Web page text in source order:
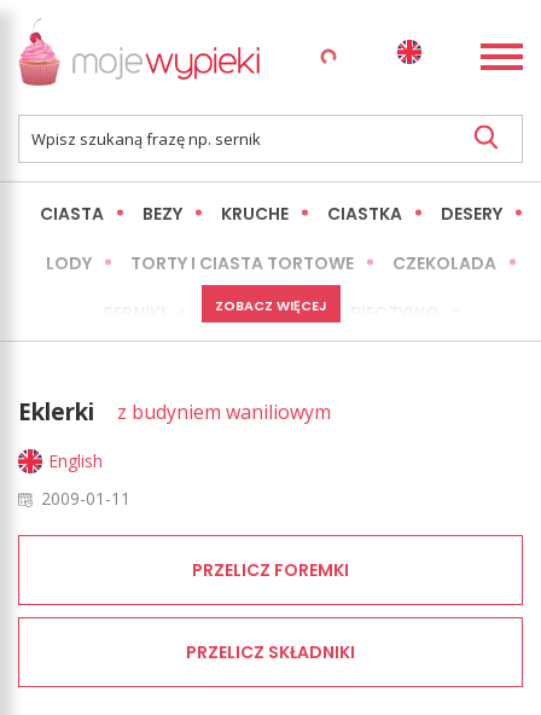
CIASTA BEZY KRUCHE CIASTKA DESERY
LODY TORTY I CIASTA TORTOWE CZEKOLADA
MINI WYPIEKI
LŻEJSZE / ZDROWSZE
ZOBACZ WIĘCEJ
Eklerki z budyniem waniliowym
English
2009-01-11
PRZELICZ FOREMKI
PRZELICZ SKŁADNIKI